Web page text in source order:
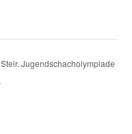
Steir. Jugendschacholympiade